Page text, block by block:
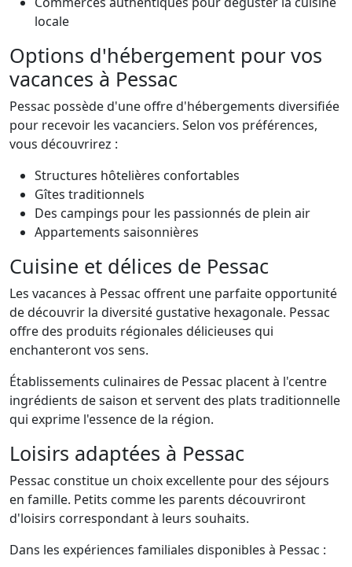
locale
Options d'hébergement pour vos
vacances à Pessac
Pessac possède d'une offre d'hébergements diversifiée
pour recevoir les vacanciers. Selon vos préférences,
vous découvrirez :
Structures hôtelières confortables
Gîtes traditionnels
Des campings pour les passionnés de plein air
Appartements saisonnières
Cuisine et délices de Pessac
Les vacances à Pessac offrent une parfaite opportunité
de découvrir la diversité gustative hexagonale. Pessac
offre des produits régionales délicieuses qui
enchanteront vos sens.
Établissements culinaires de Pessac placent à l'centre
ingrédients de saison et servent des plats traditionnelle
qui exprime l'essence de la région.
Loisirs adaptées à Pessac
Pessac constitue un choix excellente pour des séjours
en famille. Petits comme les parents découvriront
d'loisirs correspondant à leurs souhaits.
Dans les expériences familiales disponibles à Pessac :